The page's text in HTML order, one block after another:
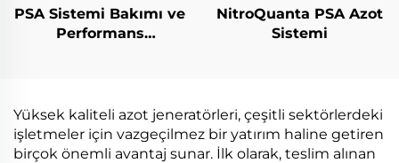
PSA Sistemi Bakımı ve
Performans
NitroQuanta PSA Azot
Sistemi
Yüksek kaliteli azot jeneratörleri, çeşitli sektörlerdeki
işletmeler için vazgeçilmez bir yatırım haline getiren
birçok önemli avantaj sunar. İlk olarak, teslim alınan